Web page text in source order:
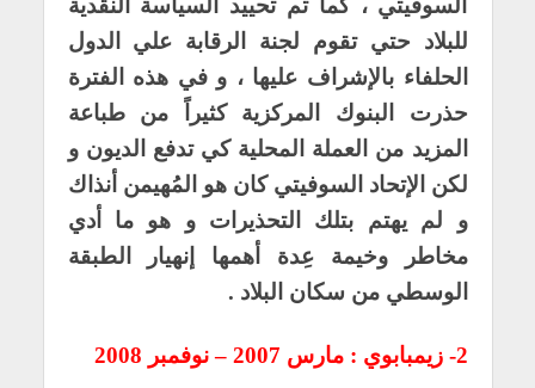
السوفيتي ، كما تم تحييد السياسة النقدية
للبلاد حتي تقوم لجنة الرقابة علي الدول
الحلفاء بالإشراف عليها ، و في هذه الفترة
حذرت البنوك المركزية كثيراً من طباعة
المزيد من العملة المحلية كي تدفع الديون و
لكن الإتحاد السوفيتي كان هو المُهيمن أنذاك
و لم يهتم بتلك التحذيرات و هو ما أدي
مخاطر وخيمة عِدة أهمها إنهيار الطبقة
الوسطي من سكان البلاد .
2- زيمبابوي : مارس 2007 – نوفمبر 2008